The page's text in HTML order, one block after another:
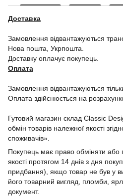
Доставка
Замовлення відвантажуються
Нова пошта, Укрпошта.
Доставку оплачує покупець.
Оплата
Замовлення відвантажуються
Оплата здійснюється на
Гутовий магазин склад Classic
обмін товарів належної якості
споживачів».
Покупець має право обміняти або
якості протягом 14 днів з дня
придбання), якщо товар не був у
його товарний вигляд, пломби,
документ.